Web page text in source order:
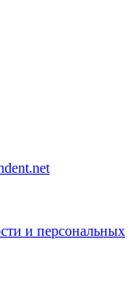
и персональных